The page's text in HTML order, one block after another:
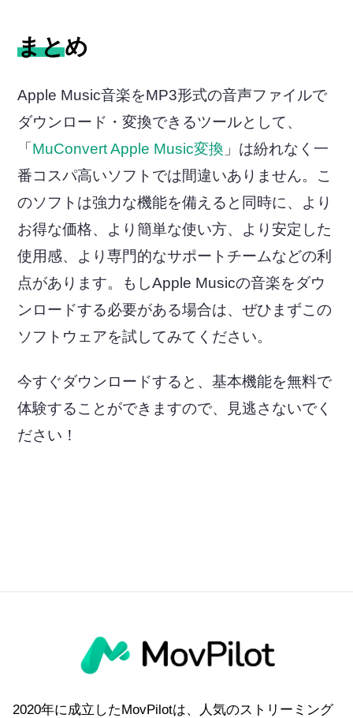
まとめ
Apple Music音楽をMP3形式の音声ファイルで
ダウンロード・変換できるツールとして、
「MuConvert Apple Music変換 」は紛れなく一
番コスパ高いソフトでは間違いありません。こ
のソフトは強力な機能を備えると同時に、より
お得な価格、より簡単な使い方、より安定した
使用感、より専門的なサポートチームなどの利
点があります。もしApple Musicの音楽をダウ
ンロードする必要がある場合は、ぜひまずこの
ソフトウェアを試してみてください。
今すぐダウンロードすると、基本機能を無料で
体験することができますので、見逃さないでく
ださい！
2020年に成立したMovPilotは、人気のストリーミング